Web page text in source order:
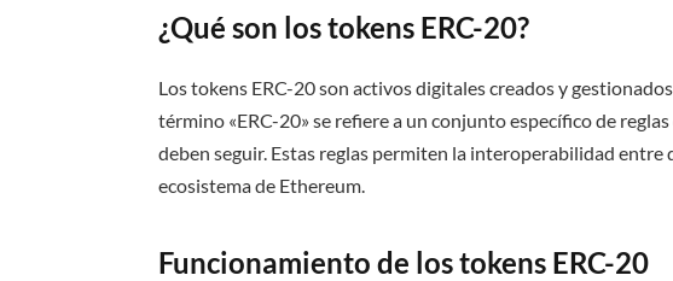
¿Qué son los tokens ERC-20?
Los tokens ERC-20 son activos digitales creados y
término «ERC-20» se refiere a un conjunto específico de
deben seguir. Estas reglas permiten la interoperabilidad
ecosistema de Ethereum.
Funcionamiento de los tokens ERC-20